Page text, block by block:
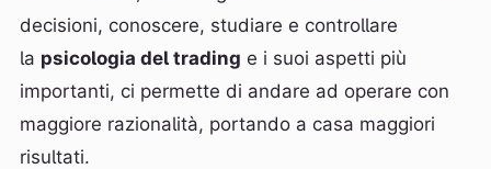
decisioni, conoscere, studiare e controllare
la psicologia del trading e i suoi aspetti più
importanti, ci permette di andare ad operare con
maggiore razionalità, portando a casa maggiori
risultati.